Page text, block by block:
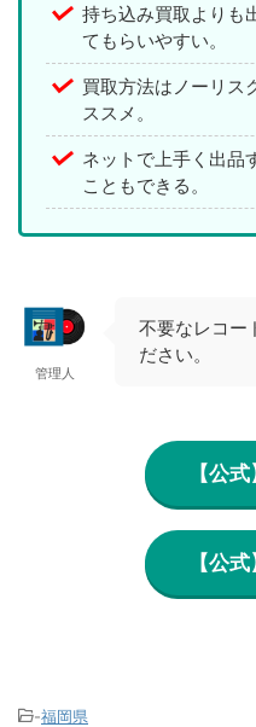
持ち込み買取よりも
てもらいやすい。
買取方法はノーリス
ススメ。
ネットで上手く出品
こともできる。
管理人
不要なレコー
ださい。
【公
【公
-福岡県